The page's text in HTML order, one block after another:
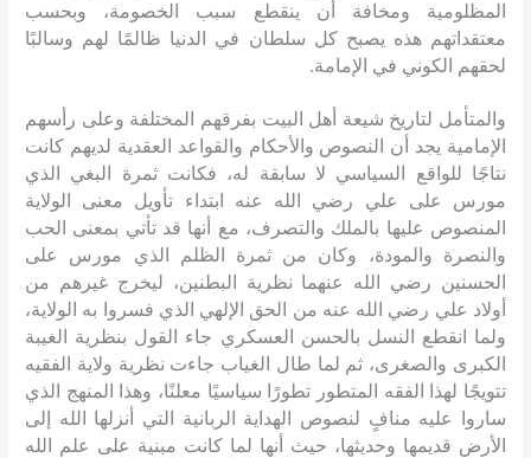
المظلومية ومخافة أن ينقطع سبب الخصومة، وبحسب
معتقداتهم هذه يصبح كل سلطان في الدنيا ظالمًا لهم وسالبًا
لحقهم الكوني في الإمامة.
والمتأمل لتاريخ شيعة أهل البيت بفرقهم المختلفة وعلى رأسهم
الإمامية يجد أن النصوص والأحكام والقواعد العقدية لديهم كانت
نتاجًا للواقع السياسي لا سابقة له، فكانت ثمرة البغي الذي
مورس على علي رضي الله عنه ابتداء تأويل معنى الولاية
المنصوص عليها بالملك والتصرف، مع أنها قد تأتي بمعنى الحب
والنصرة والمودة، وكان من ثمرة الظلم الذي مورس على
الحسنين رضي الله عنهما نظرية البطنين، ليخرج غيرهم من
أولاد علي رضي الله عنه من الحق الإلهي الذي فسروا به الولاية،
ولما انقطع النسل بالحسن العسكري جاء القول بنظرية الغيبة
الكبرى والصغرى، ثم لما طال الغياب جاءت نظرية ولاية الفقيه
تتويجًا لهذا الفقه المتطور تطورًا سياسيًا معلنًا، وهذا المنهج الذي
ساروا عليه منافٍ لنصوص الهداية الربانية التي أنزلها الله إلى
الأرض قديمها وحديثها، حيث أنها لما كانت مبنية على علم الله